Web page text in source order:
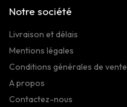
Notre société
Livraison et délais
Mentions légales
Conditions générales de vente
A propos
Contactez-nous